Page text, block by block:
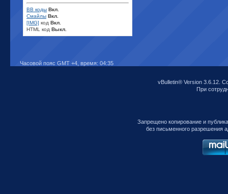
BB коды Вкл.
Смайлы Вкл.
[IMG] код Вкл.
HTML код Выкл.
Часовой пояс GMT +4, время: 04:35
vBulletin® Version 3.6.12.
При
Запрещено копирование и
без письменного разрешения